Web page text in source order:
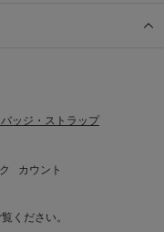
ッジ・ストラップ
カウント
ください。